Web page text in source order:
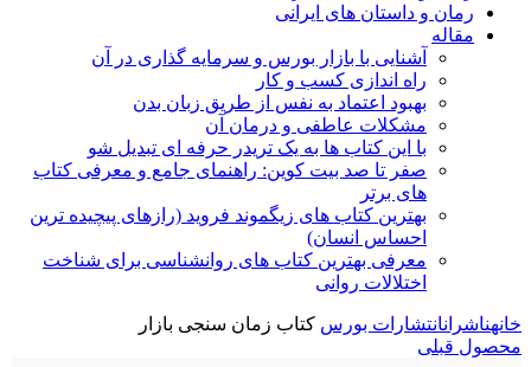
رمان و داستان های ایرانی
مقاله
آشنایی با بازار بورس و سرمایه گذاری در آن
راه اندازی کسب و کار
بهبود اعتماد به نفس از طریق زبان بدن
مشکلات عاطفی و درمان آن
با این کتاب ها به یک تریدر حرفه ای تبدیل شو
صفر تا صد بیت کوین: راهنمای جامع و معرفی کتاب
های برتر
بهترین کتاب های زیگموند فروید (رازهای پیچیده ترین
احساس انسان)
معرفی بهترین کتاب های روانشناسی برای شناخت
اختلالات روانی
خانهناشرانانتشارات بورس کتاب زمان سنجی بازار
محصول قبلی